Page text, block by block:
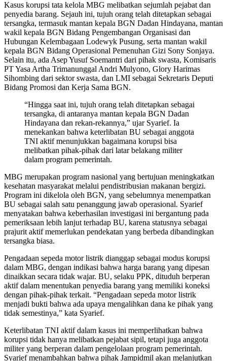
Kasus korupsi tata kelola MBG melibatkan sejumlah pejabat dan
penyedia barang. Sejauh ini, tujuh orang telah ditetapkan sebagai
tersangka, termasuk mantan kepala BGN Dadan Hindayana, mantan
wakil kepala BGN Bidang Pengembangan Organisasi dan
Hubungan Kelembagaan Lodewyk Pusung, serta mantan wakil
kepala BGN Bidang Operasional Pemenuhan Gizi Sony Sonjaya.
Selain itu, ada Asep Yusuf Soemantri dari pihak swasta, Komisaris
PT Yasa Artha Trimanunggal Andri Mulyono, Glory Harimas
Sihombing dari sektor swasta, dan LMI sebagai Sekretaris Deputi
Bidang Promosi dan Kerja Sama BGN.
“Hingga saat ini, tujuh orang telah ditetapkan sebagai
tersangka, di antaranya mantan kepala BGN Dadan
Hindayana dan rekan-rekannya,” ujar Syarief. Ia
menekankan bahwa keterlibatan BU sebagai anggota
TNI aktif menunjukkan bagaimana korupsi bisa
melibatkan pihak-pihak dari latar belakang militer
dalam program pemerintah.
MBG merupakan program nasional yang bertujuan meningkatkan
kesehatan masyarakat melalui pendistribusian makanan bergizi.
Program ini dikelola oleh BGN, yang sebelumnya menempatkan
BU sebagai salah satu penanggung jawab operasional. Syarief
menyatakan bahwa keberhasilan investigasi ini bergantung pada
pemeriksaan lebih lanjut terhadap BU, karena statusnya sebagai
prajurit aktif memerlukan pendekatan yang berbeda dibandingkan
tersangka biasa.
Pengadaan sepeda motor listrik dianggap sebagai modus korupsi
dalam MBG, dengan indikasi bahwa harga barang yang dipesan
dinaikkan secara tidak wajar. BU, selaku PPK, dituduh berperan
aktif dalam menentukan penyedia barang yang memiliki koneksi
dengan pihak-pihak terkait. “Pengadaan sepeda motor listrik
menjadi bukti bahwa ada upaya mengalihkan dana ke pihak yang
tidak semestinya,” kata Syarief.
Keterlibatan TNI aktif dalam kasus ini memperlihatkan bahwa
korupsi tidak hanya melibatkan pejabat sipil, tetapi juga anggota
militer yang berperan dalam pengelolaan program pemerintah.
Syarief menambahkan bahwa pihak Jampidmil akan melanjutkan